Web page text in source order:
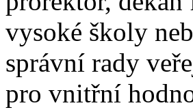
vysoké školy
správní rady
pro vnitřní